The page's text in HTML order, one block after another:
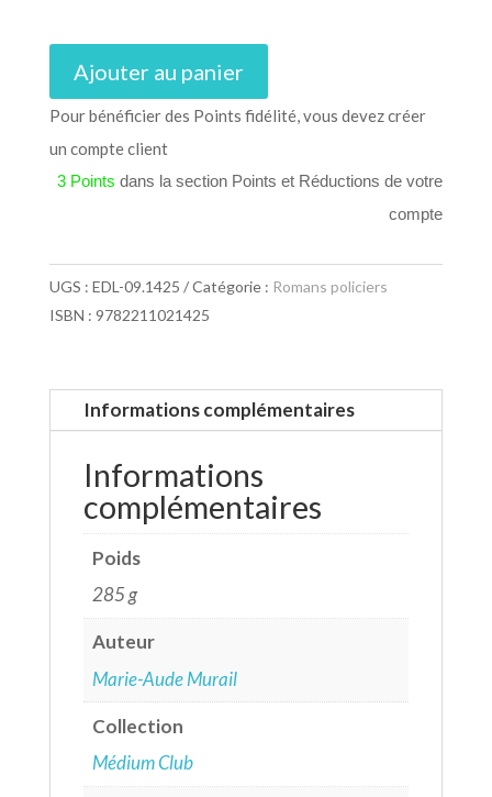
Ajouter au panier
Pour bénéficier des Points fidélité, vous devez créer
un compte client
3 Points dans la section Points et Réductions de votre
compte
UGS : EDL-09.1425 Catégorie : Romans policiers
ISBN : 9782211021425
Informations complémentaires
Informations
complémentaires
Poids
285 g
Auteur
Marie-Aude Murail
Collection
Médium Club